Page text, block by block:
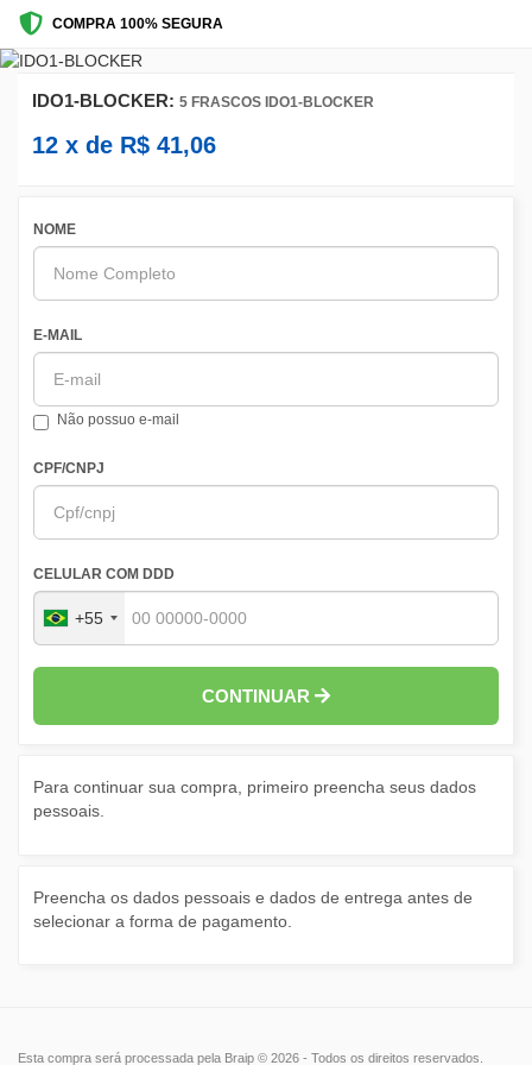
COMPRA 100% SEGURA
IDO1-BLOCKER: 5 FRASCOS IDO1-BLOCKER
12 x de R$ 41,06
NOME
E-MAIL
Não possuo e-mail
CPF/CNPJ
CELULAR COM DDD
+55
CONTINUAR
Para continuar sua compra, primeiro preencha seus dados
pessoais.
Preencha os dados pessoais e dados de entrega antes de
selecionar a forma de pagamento.
Esta compra será processada pela Braip © 2026 - Todos os direitos reservados.